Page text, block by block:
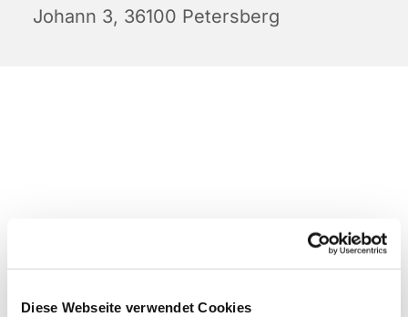
Diese Webseite verwendet Cookies
Johann 3, 36100 Petersberg